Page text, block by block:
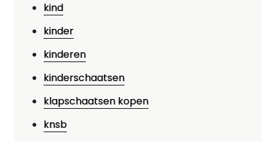
kind
kinder
kinderen
kinderschaatsen
klapschaatsen kopen
knsb